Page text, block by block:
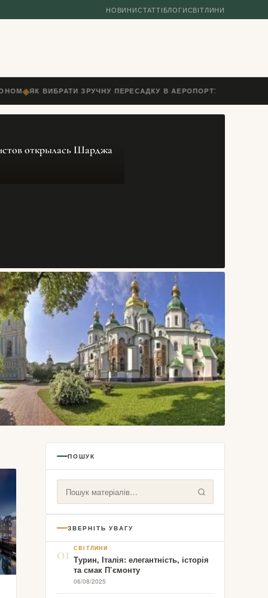
НОВИНИСТАТТІБЛОГИСВІТЛИНИ
◆ЯК ВИБРАТИ ЗРУЧНУ ПЕРЕСАДКУ В АЕРОПОРТУ: ЧАС,
открылась Шарджа
прошла в Софии Киевской
ПОШУК
ЗВЕРНІТЬ УВАГУ
01 СВІТЛИНИ
Турин, Італія: елегантність, історія
та смак П’ємонту
06/08/2025